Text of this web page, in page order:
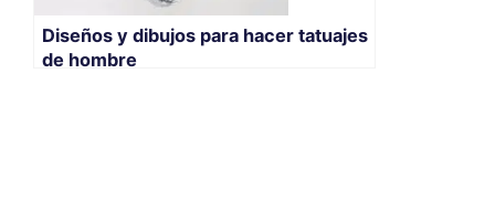
Diseños y dibujos para hacer tatuajes
de hombre